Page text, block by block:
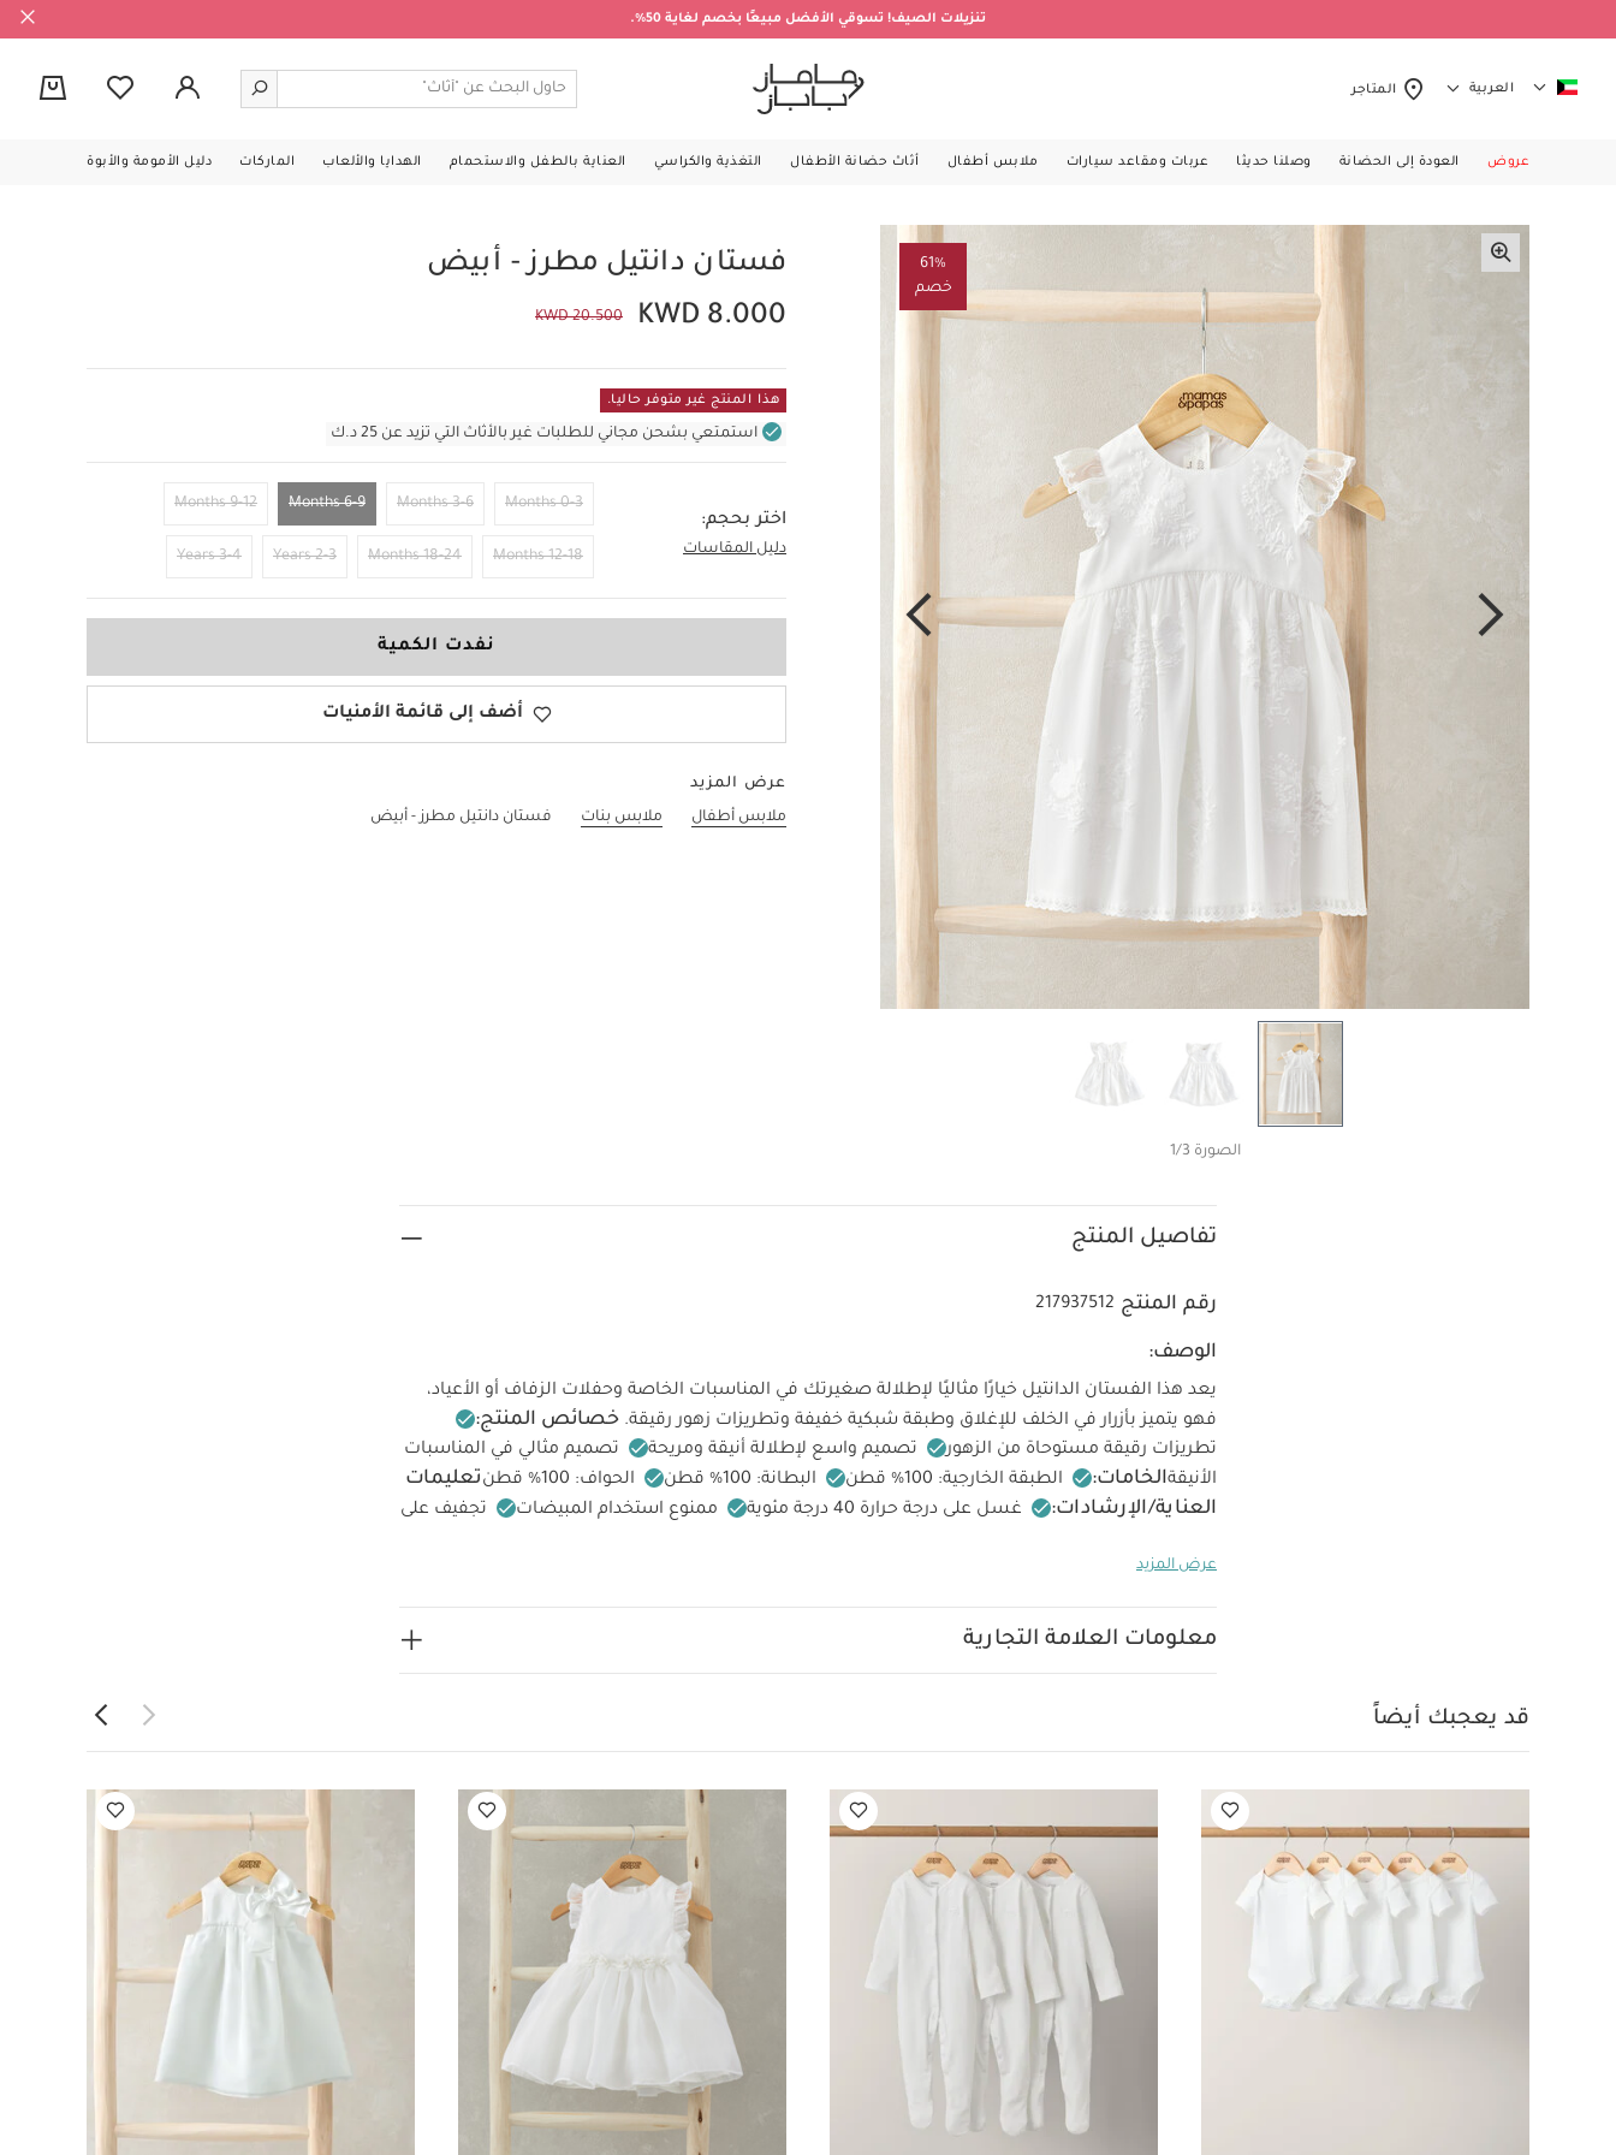
تنزيلات الصيف! تسوقي الأفضل مبيعًا بخصم لغاية 50%.
العربية المتاجر
عروض العودة إلى الحضانة وصلنا حديثا عربات ومقاعد سيارات ملابس أطفال أثاث حضانة الأطفال التغذية والكراسي العناية بالطفل والاستحمام الهدايا والألعاب الماركات دليل الأمومة والأبوة
61%
خصم
الصورة 1/3
فستان دانتيل مطرز - أبيض
KWD 8.000
KWD 20.500
هذا المنتج غير متوفر حاليا.
استمتعي بشحن مجاني للطلبات غير بالأثاث التي تزيد عن 25 د.ك
اختر بحجم:
دليل المقاسات
0-3 Months
3-6 Months
6-9 Months
9-12 Months
12-18 Months
18-24 Months
2-3 Years
3-4 Years 6-9 Months
نفدت الكمية
أضف إلى قائمة الأمنيات
عرض المزيد
ملابس أطفال
ملابس بنات فستان دانتيل مطرز - أبيض
تفاصيل المنتج
رقم المنتج 217937512
الوصف:
يعد هذا الفستان الدانتيل خيارًا مثاليًا لإطلالة صغيرتك في المناسبات الخاصة وحفلات الزفاف أو الأعياد،
فهو يتميز بأزرار في الخلف للإغلاق وطبقة شبكية خفيفة وتطريزات زهور رقيقة. خصائص المنتج:
تطريزات رقيقة مستوحاة من الزهور تصميم واسع لإطلالة أنيقة ومريحة
تصميم مثالي في المناسبات
الأنيقةالخامات: الطبقة الخارجية: 100% قطن البطانة: 100% قطن الحواف: 100% قطن
تعليمات
العناية/الإرشادات:
غسل على درجة حرارة 40 درجة مئوية ممنوع استخدام المبيضات
تجفيف على
حدة
كيّ على الجانب الداخلي
أبيض
فستان أخضر قماش شبكي
عرض المزيد
معلومات العلامة التجارية
قد يعجبك أيضاً